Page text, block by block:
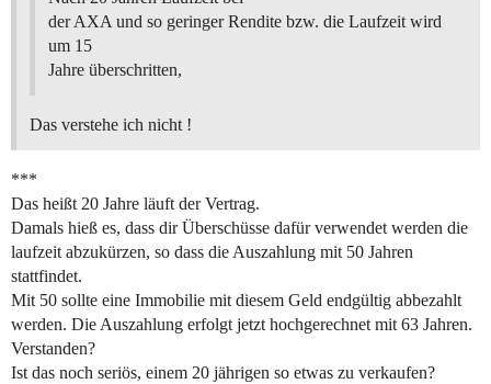
der AXA und so geringer Rendite bzw. die Laufzeit wird
um 15
Jahre überschritten,
Das verstehe ich nicht !
***
Das heißt 20 Jahre läuft der Vertrag.
Damals hieß es, dass dir Überschüsse dafür verwendet werden die
laufzeit abzukürzen, so dass die Auszahlung mit 50 Jahren
stattfindet.
Mit 50 sollte eine Immobilie mit diesem Geld endgültig abbezahlt
werden. Die Auszahlung erfolgt jetzt hochgerechnet mit 63 Jahren.
Verstanden?
Ist das noch seriös, einem 20 jährigen so etwas zu verkaufen?